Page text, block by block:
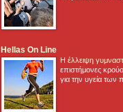
Hellas On Line
Η έλλειψη
επιστήμονες
για την υγεία των